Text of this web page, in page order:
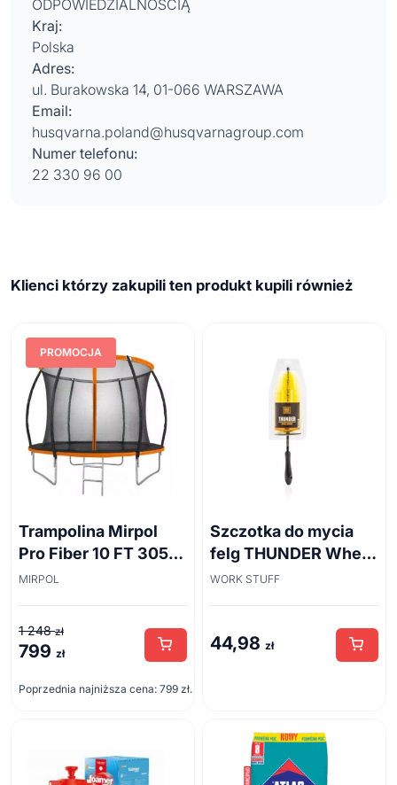
ODPOWIEDZIALNOŚCIĄ
Kraj:
Polska
Adres:
ul. Burakowska 14, 01-066 WARSZAWA
Email:
husqvarna.poland@husqvarnagroup.com
Numer telefonu:
22 330 96 00
Klienci którzy zakupili ten produkt kupili również
PROMOCJA
Trampolina Mirpol
Pro Fiber 10 FT 305
cm + siatka
MIRPOL
1 248zł
Pierwotna
wynosiła:
799 zł
Aktualna
wynosi:
Poprzednia najniższa cena: 799 zł.
Szczotka do mycia
felg THUNDER Wheel
Brush 45cm
WORK STUFF
44,98 zł